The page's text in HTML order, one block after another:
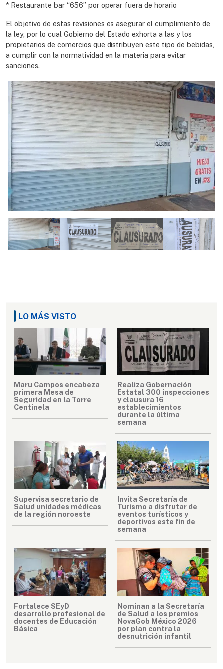
* Restaurante bar “656” por operar fuera de horario
El objetivo de estas revisiones es asegurar el cumplimiento de
la ley, por lo cual Gobierno del Estado exhorta a las y los
propietarios de comercios que distribuyen este tipo de bebidas,
a cumplir con la normatividad en la materia para evitar
sanciones.
LO MÁS VISTO
Maru Campos encabeza
primera Mesa de
Seguridad en la Torre
Centinela
Realiza Gobernación
Estatal 300 inspecciones
y clausura 16
establecimientos
durante la última
semana
Supervisa secretario de
Salud unidades médicas
de la región noroeste
Invita Secretaría de
Turismo a disfrutar de
eventos turísticos y
deportivos este fin de
semana
Fortalece SEyD
desarrollo profesional de
docentes de Educación
Básica
Nominan a la Secretaría
de Salud a los premios
NovaGob México 2026
por plan contra la
desnutrición infantil